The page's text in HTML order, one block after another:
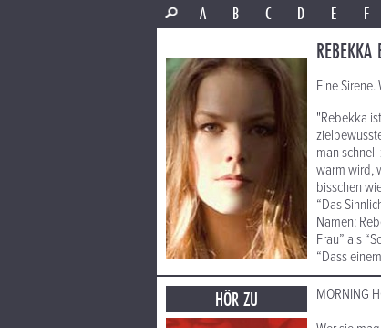
A
B C D E F
REBEKKA
Eine
"Rebekka
man
warm wird,
bisschen
“Das
Namen:
Frau” als
“Dass
HÖR ZU
MORNING